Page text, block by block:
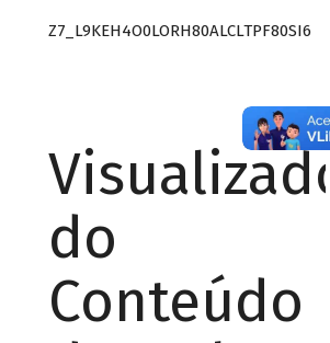
Z7_L9KEH4O0LORH80ALCLTPF80SI6
do
Conteúdo